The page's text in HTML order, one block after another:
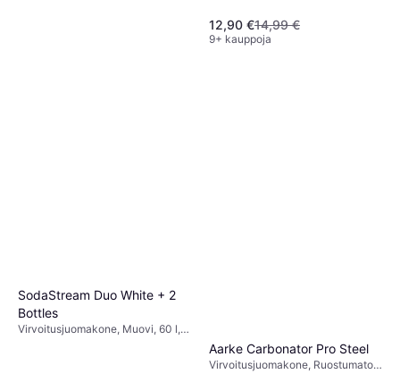
12,90 €14,99 €
9+ kauppoja
SodaStream Duo White + 2
Bottles
Virvoitusjuomakone, Muovi, 60 l,
Aarke Carbonator Pro Steel
Virvoitusjuomakone, Ruostumaton